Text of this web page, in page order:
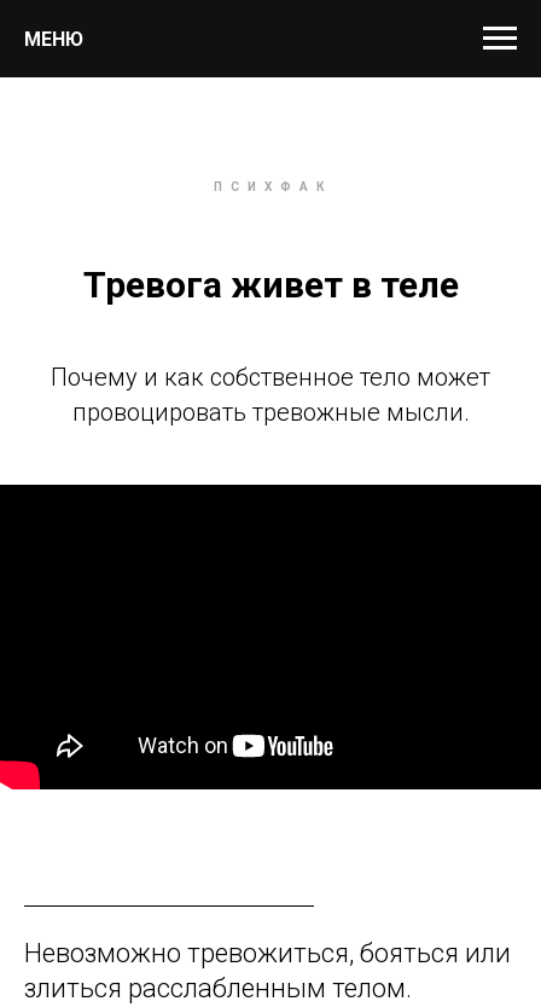
МЕНЮ
П С И Х Ф А К
Тревога живет в теле
Почему и как собственное тело может
провоцировать тревожные мысли.
Невозможно тревожиться, бояться или
злиться расслабленным телом.